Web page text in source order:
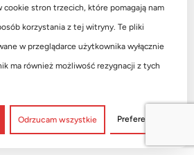
rolniczych i
profesjonalny
cookie stron trzecich, które pomagają nam
korzystania z tej witryny. Te pliki
w przeglądarce użytkownika wyłącznie
ma również możliwość rezygnacji z tych
Odrzucam wszystkie Preferencje